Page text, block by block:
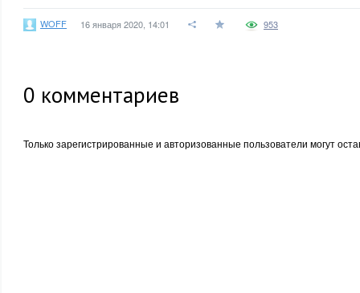
WOFF 16 января 2020, 14:01 953
0 комментариев
Только зарегистрированные и авторизованные пользователи могут